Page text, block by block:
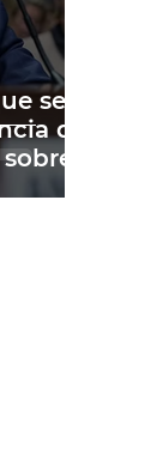
se
do